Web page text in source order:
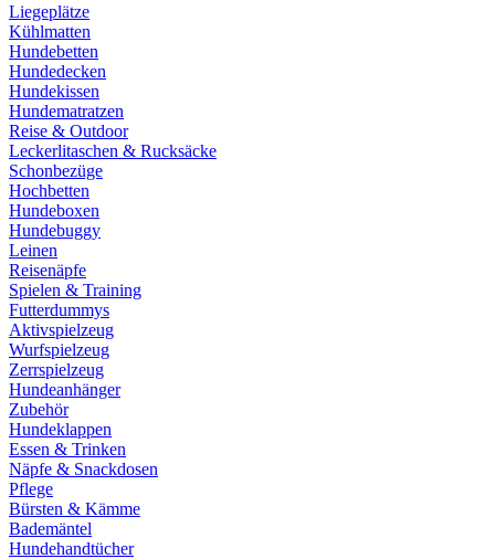
Liegeplätze
Kühlmatten
Hundebetten
Hundedecken
Hundekissen
Hundematratzen
Reise & Outdoor
Leckerlitaschen & Rucksäcke
Schonbezüge
Hochbetten
Hundeboxen
Hundebuggy
Leinen
Reisenäpfe
Spielen & Training
Futterdummys
Aktivspielzeug
Wurfspielzeug
Zerrspielzeug
Hundeanhänger
Zubehör
Hundeklappen
Essen & Trinken
Näpfe & Snackdosen
Pflege
Bürsten & Kämme
Bademäntel
Hundehandtücher